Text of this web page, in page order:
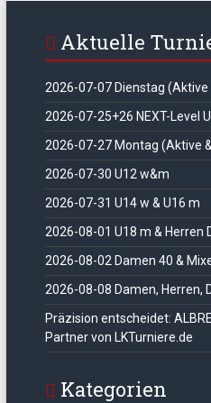
Aktuelle
2026-07-07 Dienstag (Aktive
2026-07-25+26 NEXT-Level
2026-07-27 Montag (Aktive
2026-07-30 U12 w&m
2026-07-31 U14 w & U16 m
2026-08-01 U18 m & Herren
2026-08-02 Damen 40 &
2026-08-08 Damen, Herren,
Präzision entscheidet:
Partner von LKTurniere.de
Kategorien